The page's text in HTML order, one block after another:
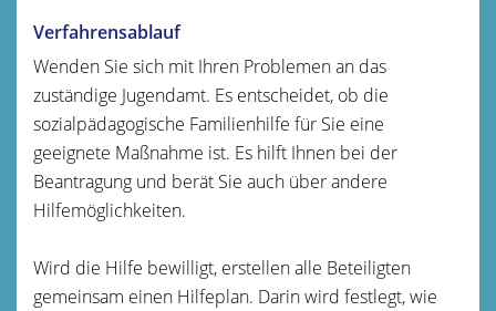
Verfahrensablauf
Wenden Sie sich mit Ihren Problemen an das
zuständige Jugendamt. Es entscheidet, ob die
sozialpädagogische Familienhilfe für Sie eine
geeignete Maßnahme ist. Es hilft Ihnen bei der
Beantragung und berät Sie auch über andere
Hilfemöglichkeiten.
Wird die Hilfe bewilligt, erstellen alle Beteiligten
gemeinsam einen Hilfeplan. Darin wird festlegt, wie